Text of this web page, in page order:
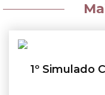
1º Simulado